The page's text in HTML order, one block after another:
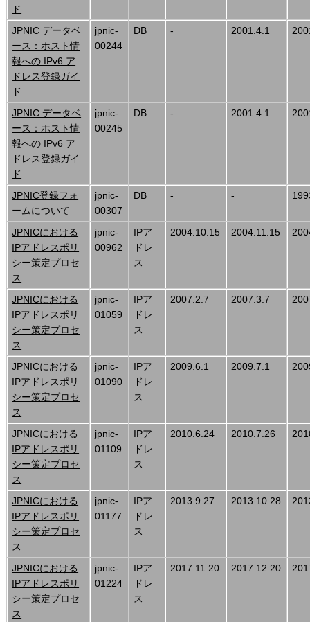
ド
JPNIC データベ
ース：ホスト情
報への IPv6 ア
ドレス登録ガイ
ド
jpnic-
00244
DB - 2001.4.1
JPNIC データベ
ース：ホスト情
報への IPv6 ア
ドレス登録ガイ
ド
jpnic-
00245
DB - 2001.4.1
JPNIC登録フォ
ームについて
jpnic-
00307
DB - -
JPNICにおける
IPアドレスポリ
シー策定プロセ
ス
jpnic-
00962
IPア
ドレ
ス
2004.10.15 2004.11.15
JPNICにおける
IPアドレスポリ
シー策定プロセ
ス
jpnic-
01059
IPア
ドレ
ス
2007.2.7 2007.3.7
JPNICにおける
IPアドレスポリ
シー策定プロセ
ス
jpnic-
01090
IPア
ドレ
ス
2009.6.1 2009.7.1
JPNICにおける
IPアドレスポリ
シー策定プロセ
ス
jpnic-
01109
IPア
ドレ
ス
2010.6.24 2010.7.26
JPNICにおける
IPアドレスポリ
シー策定プロセ
ス
jpnic-
01177
IPア
ドレ
ス
2013.9.27 2013.10.28
JPNICにおける
IPアドレスポリ
シー策定プロセ
ス
jpnic-
01224
IPア
ドレ
ス
2017.11.20 2017.12.20